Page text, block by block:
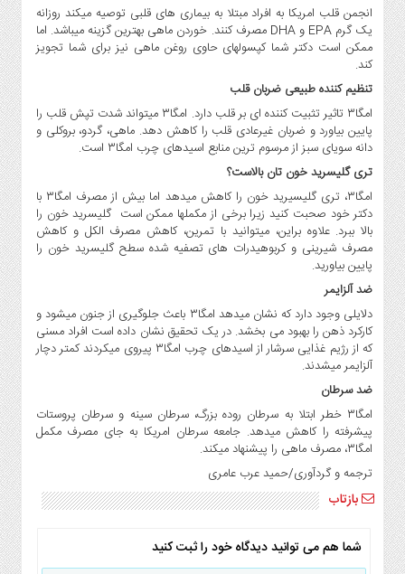
انجمن قلب امریکا به افراد مبتلا به بیماری های قلبی توصیه میکند روزانه
یک گرم EPA و DHA مصرف کنند. خوردن ماهی بهترین گزینه میباشد. اما
ممکن است دکتر شما کپسولهای حاوی روغن ماهی نیز برای شما تجویز
کند.
تنظیم کننده طبیعی ضربان قلب
امگا۳ تاثیر تثبیت کننده ای بر قلب دارد. امگا۳ میتواند شدت تپش قلب را
پایین بیاورد و ضربان غیرعادی قلب را کاهش دهد. ماهی، گردو، بروکلی و
دانه سویای سبز از مرسوم ترین منابع اسیدهای چرب امگا۳ است.
تری گلیسرید خون تان بالاست؟
امگا۳، تری گلیسیرید خون را کاهش میدهد اما بیش از مصرف امگا۳ با
دکتر خود صحبت کنید زیرا برخی از مکملها ممکن است گلیسرید خون را
بالا ببرد. علاوه براین، میتوانید با تمرین، کاهش مصرف الکل و کاهش
مصرف شیرینی و کربوهیدرات های تصفیه شده سطح گلیسرید خون را
پایین بیاورید.
ضد آلزایمر
دلایلی وجود دارد که نشان میدهد امگا۳ باعث جلوگیری از جنون میشود و
کارکرد ذهن را بهبود می بخشد. در یک تحقیق نشان داده است افراد مسنی
که از رژیم غذایی سرشار از اسیدهای چرب امگا۳ پیروی میکردند کمتر دچار
آلزایمر میشدند.
ضد سرطان
امگا۳ خطر ابتلا به سرطان روده بزرگ، سرطان سینه و سرطان پروستات
پیشرفته را کاهش میدهد. جامعه سرطان امریکا به جای مصرف مکمل
امگا۳، مصرف ماهی را پیشنهاد میکند.
ترجمه و گردآوری/حمید عرب عامری
بازتاب
شما هم می توانید دیدگاه خود را ثبت کنید